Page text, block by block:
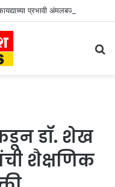
डॉ. शेख
शैक्षणिक